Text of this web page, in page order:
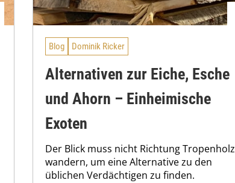
Blog Dominik Ricker
Alternativen zur Eiche, Esche
und Ahorn – Einheimische
Exoten
Der Blick muss nicht Richtung Tropenholz
wandern, um eine Alternative zu den
üblichen Verdächtigen zu finden.